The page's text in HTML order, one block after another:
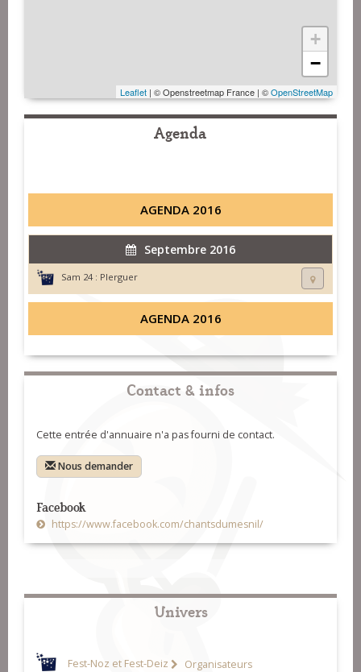
+
−
Leaflet | © Openstreetmap France | ©OpenStreetMap
Agenda
AGENDA 2016
Septembre 2016
Sam 24 : Plerguer
AGENDA 2016
Contact & infos
Cette entrée d'annuaire n'a pas fourni de contact.
Nous demander
Facebook
https://www.facebook.com/chantsdumesnil/
Univers
Fest-Noz et Fest-Deiz Organisateurs